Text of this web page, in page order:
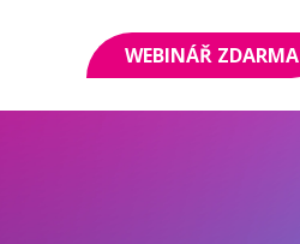
WEBINÁŘ ZDARMA